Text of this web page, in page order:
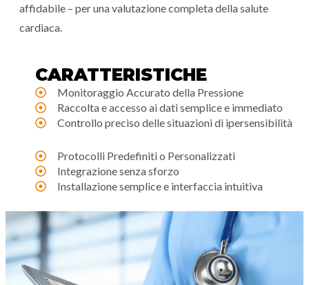
affidabile – per una valutazione completa della salute
cardiaca.
CARATTERISTICHE
Monitoraggio Accurato della Pressione
Raccolta e accesso ai dati semplice e immediato
Controllo preciso delle situazioni di ipersensibilità
Protocolli Predefiniti o Personalizzati
Integrazione senza sforzo
Installazione semplice e interfaccia intuitiva